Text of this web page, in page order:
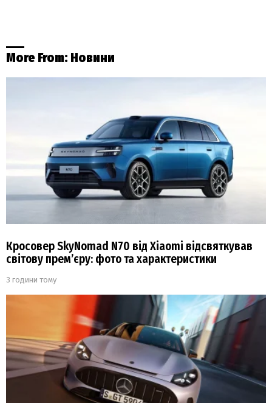
More From: Новини
Кросовер SkyNomad N70 від Xiaomi відсвяткував
світову прем’єру: фото та характеристики
3 години тому